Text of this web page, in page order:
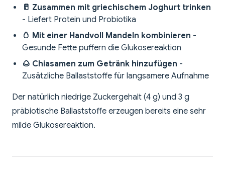
🥛 Zusammen mit griechischem Joghurt trinken
- Liefert Protein und Probiotika
🥚 Mit einer Handvoll Mandeln kombinieren -
Gesunde Fette puffern die Glukosereaktion
🌰 Chiasamen zum Getränk hinzufügen -
Zusätzliche Ballaststoffe für langsamere Aufnahme
Der natürlich niedrige Zuckergehalt (4 g) und 3 g
präbiotische Ballaststoffe erzeugen bereits eine sehr
milde Glukosereaktion.